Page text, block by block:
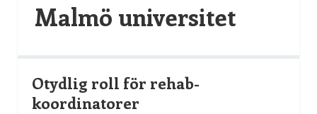
Malmö universitet
Otydlig roll för rehab-
koordinatorer